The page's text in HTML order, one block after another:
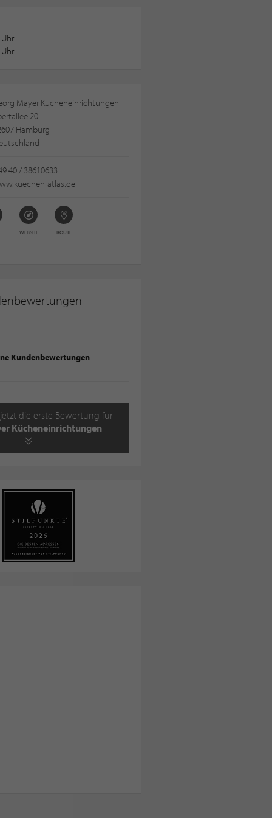
Mayer Kücheneinrichtungen
20
Hamburg
40 / 38610633
atlas.de
WEBSITE ROUTE
Kundenbewertungen
die erste Bewertung für
Kücheneinrichtungen